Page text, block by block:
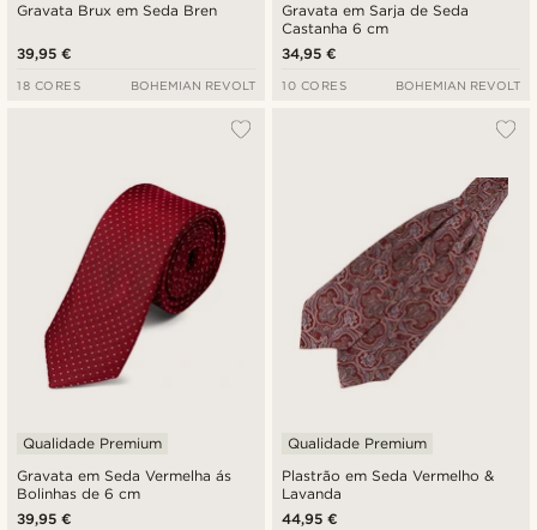
Gravata Brux em Seda Bren
39,95 €
18 CORES BOHEMIAN REVOLT
Gravata em Sarja de Seda
Castanha 6 cm
34,95 €
10 CORES BOHEMIAN REVOLT
Gravata em Seda Vermelha ás
Bolinhas de 6 cm
Qualidade Premium
39,95 €
Plastrão em Seda Vermelho &
Lavanda
Qualidade Premium
44,95 €